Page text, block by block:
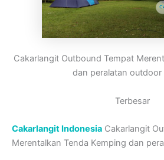
Cakarlangit Outbound Tempat
dan peralatan outdoor
Terbesar
Cakarlangit Indonesia Cakarlangit
Merentalkan Tenda Kemping dan